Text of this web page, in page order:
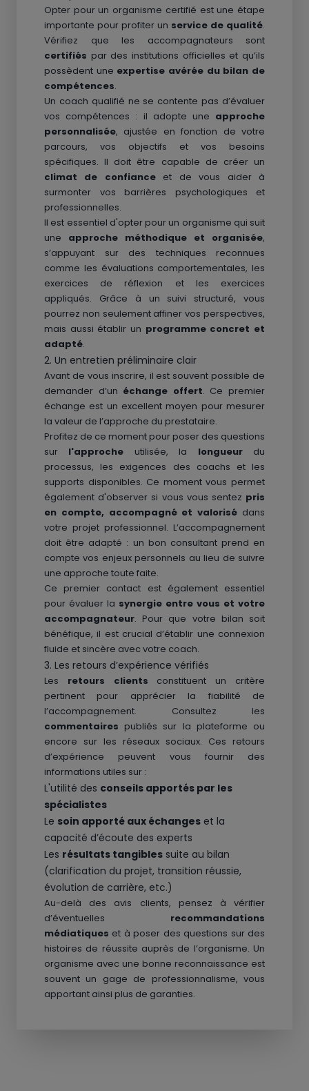
Opter pour un organisme certifié est une étape
importante pour profiter un service de qualité.
Vérifiez que les accompagnateurs sont
certifiés par des institutions officielles et qu’ils
possèdent une expertise avérée du bilan de
compétences.
Un coach qualifié ne se contente pas d’évaluer
vos compétences : il adopte une approche
personnalisée, ajustée en fonction de votre
parcours, vos objectifs et vos besoins
spécifiques. Il doit être capable de créer un
climat de confianceet de vous aider à
surmonter vos barrières psychologiques et
professionnelles.
Il est essentiel d'opter pour un organisme qui suit
une approche méthodique et organisée,
s’appuyant sur des techniques reconnues
comme les évaluations comportementales, les
exercices de réflexion et les exercices
appliqués. Grâce à un suivi structuré, vous
pourrez non seulement affiner vos perspectives,
mais aussi établir un programme concret et
adapté.
2. Un entretien préliminaire clair
Avant de vous inscrire, il est souvent possible de
demander d’un échange offert. Ce premier
échange est un excellent moyen pour mesurer
la valeur de l’approche du prestataire.
Profitez de ce moment pour poser des questions
sur l'approche utilisée, la longueurdu
processus, les exigences des coachs et les
supports disponibles. Ce moment vous permet
également d'observer si vous vous sentez pris
en compte, accompagné et valorisé dans
votre projet professionnel. L’accompagnement
doit être adapté : un bon consultant prend en
compte vos enjeux personnels au lieu de suivre
une approche toute faite.
Ce premier contact est également essentiel
pour évaluer la synergie entre vous et votre
accompagnateur. Pour que votre bilan soit
bénéfique, il est crucial d’établir une connexion
fluide et sincère avec votre coach.
3. Les retours d’expérience vérifiés
Les retours clients constituent un critère
pertinent pour apprécier la fiabilité de
l’accompagnement. Consultez les
commentaires publiés sur la plateforme ou
encore sur les réseaux sociaux. Ces retours
d’expérience peuvent vous fournir des
informations utiles sur :
L'utilité des conseils apportés par les
spécialistes
Le soin apporté aux échanges et la
capacité d’écoute des experts
Les résultats tangibles suite au bilan
(clarification du projet, transition réussie,
évolution de carrière, etc.)
Au-delà des avis clients, pensez à vérifier
d’éventuelles recommandations
médiatiques et à poser des questions sur des
histoires de réussite auprès de l’organisme. Un
organisme avec une bonne reconnaissance est
souvent un gage de professionnalisme, vous
apportant ainsi plus de garanties.